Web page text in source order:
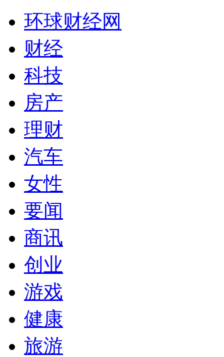
环球财经网
财经
科技
房产
理财
汽车
女性
要闻
商讯
创业
游戏
健康
旅游